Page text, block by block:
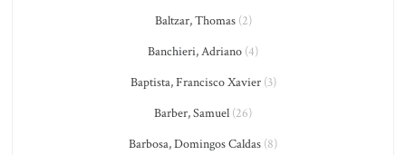
Baltzar, Thomas(2)
Banchieri, Adriano (4)
Baptista, Francisco Xavier(3)
Barber, Samuel (26)
Barbosa, Domingos Caldas (8)